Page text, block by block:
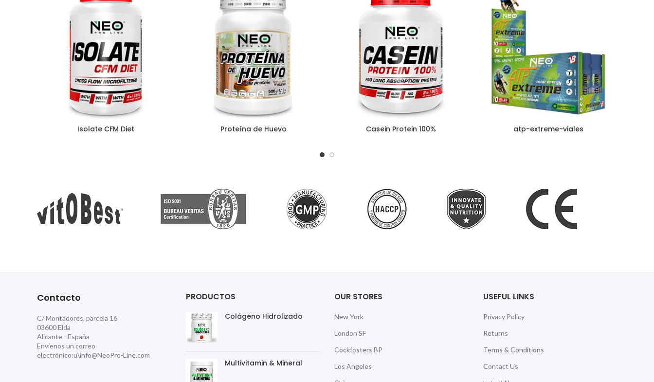
Isolate CFM Diet Proteína de Huevo Casein Protein 100% atp-extreme-viales
Contacto
C/ Montadores, parcela 16
03600 Elda
Alicante - España
Envíenos un correo
electrónico:u\info@NeoPro-Line.com
PRODUCTOS
Colágeno Hidrolizado
Multivitamin & Mineral
OUR STORES
New York
London SF
Cockfosters BP
Los Angeles
USEFUL LINKS
Privacy Policy
Returns
Terms & Conditions
Contact Us